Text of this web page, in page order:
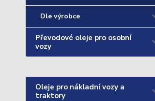
Dle výrobce
Převodové oleje pro osobní
vozy
Oleje pro nákladní vozy a
traktory